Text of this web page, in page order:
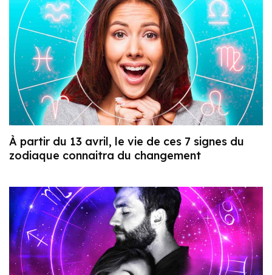
À partir du 13 avril, le vie de ces 7 signes du
zodiaque connaitra du changement